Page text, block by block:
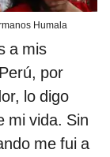
Humala
a mis
por
lo digo
mi vida. Sin
me fui a